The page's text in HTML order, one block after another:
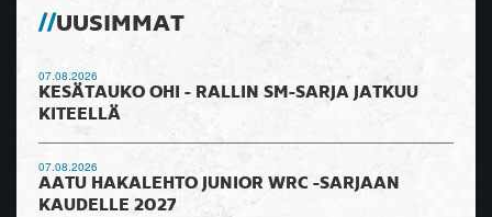
UUSIMMAT
07.08.2026
KESÄTAUKO OHI - RALLIN SM-SARJA JATKUU
KITEELLÄ
07.08.2026
AATU HAKALEHTO JUNIOR WRC -SARJAAN
KAUDELLE 2027